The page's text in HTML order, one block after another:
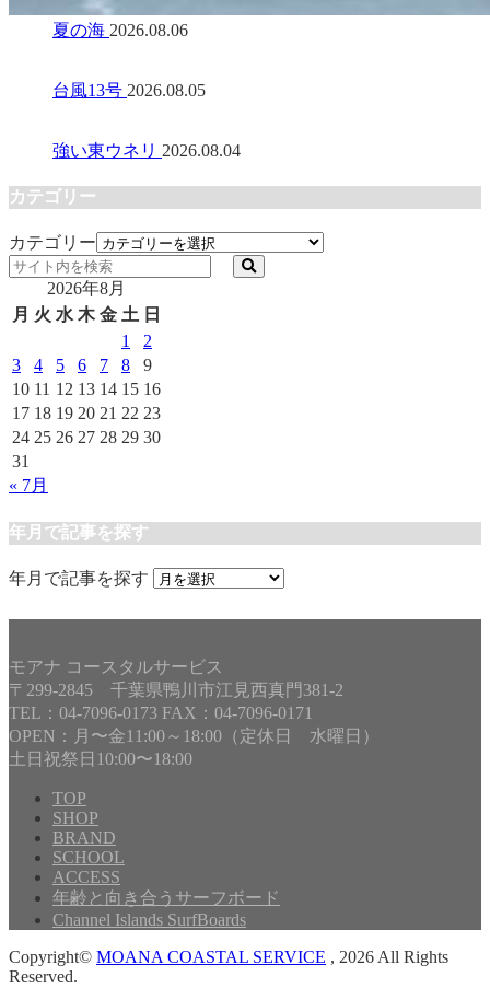
夏の海 2026.08.06
台風13号 2026.08.05
強い東ウネリ 2026.08.04
カテゴリー
カテゴリー
2026年8月
月 火 水 木 金 土 日
1
2
3
4 5 6 7 8
9
10 11 12 13 14 15 16
17 18 19 20 21 22 23
24 25 26 27 28 29 30
31
« 7月
年月で記事を探す
年月で記事を探す
モアナ コースタルサービス
〒299-2845 千葉県鴨川市江見西真門381-2
TEL：04-7096-0173 FAX：04-7096-0171
OPEN：月〜金11:00～18:00（定休日 水曜日）
土日祝祭日10:00〜18:00
TOP
SHOP
BRAND
SCHOOL
ACCESS
年齢と向き合うサーフボード
Channel Islands SurfBoards
Copyright© MOANA COASTAL SERVICE , 2026 All Rights
Reserved.